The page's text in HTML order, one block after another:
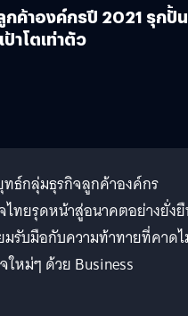
กค้าองค์กรปี 2021 รุกปั้น
าโตเท่าตัว
ทธ์กลุ่มธุรกิจลูกค้าองค์กร
ทยรุดหน้าสู่อนาคตอย่างยั่ง
รับมือกับความท้าทายที่คาด
ใหม่ๆ ด้วย Business